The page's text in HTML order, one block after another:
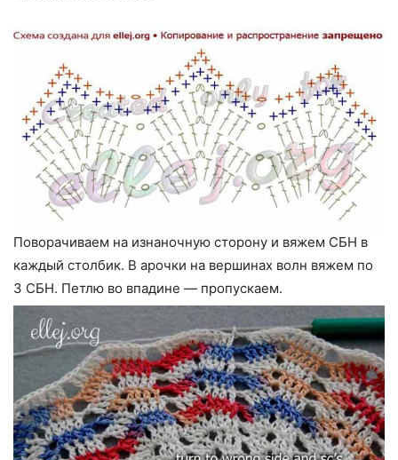
Поворачиваем на изнаночную сторону и вяжем СБН в
каждый столбик. В арочки на вершинах волн вяжем по
3 СБН. Петлю во впадине — пропускаем.